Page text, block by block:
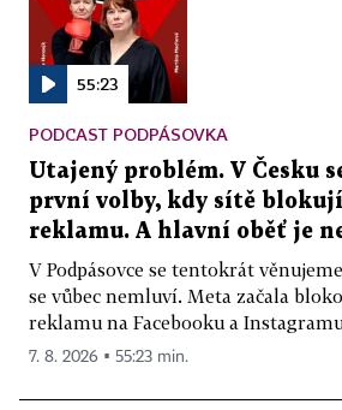
55:23
PODCAST PODPÁSOVKA
Utajený problém. V Česku
první volby, kdy sítě
reklamu. A hlavní oběť je
V Podpásovce se tentokrát
se vůbec nemluví. Meta začala
reklamu na Facebooku a
7. 8. 2026 ▪ 55:23 min.